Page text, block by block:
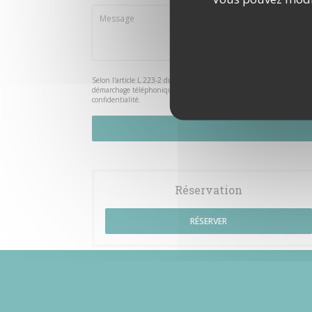
Selon l'article L.223-2 du code de la consommation, il est rappelé
démarchage téléphonique Bloctel :
. Pour plus
confidentialité.
Réservation
RÉSERVER